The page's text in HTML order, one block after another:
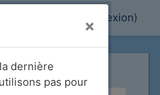
Connexion)
×
dernière
pas pour